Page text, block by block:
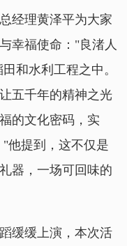
经理黄泽平为大家
幸福使命："良渚人
和水利工程之中。
五千年的精神之光
的文化密码，实
他提到，这不仅是
器，一场可回味的
缓缓上演，本次活